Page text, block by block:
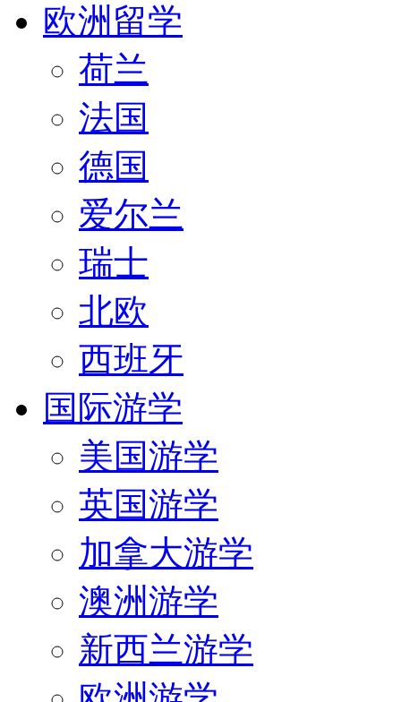
欧洲留学
荷兰
法国
德国
爱尔兰
瑞士
北欧
西班牙
国际游学
美国游学
英国游学
加拿大游学
澳洲游学
新西兰游学